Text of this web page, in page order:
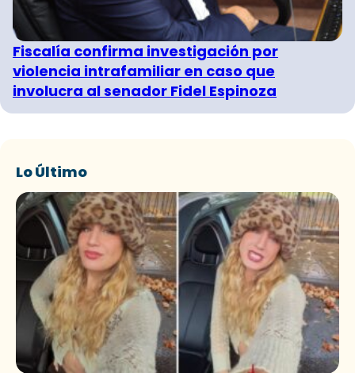
Fiscalía confirma investigación por
violencia intrafamiliar en caso que
involucra al senador Fidel Espinoza
Lo Último